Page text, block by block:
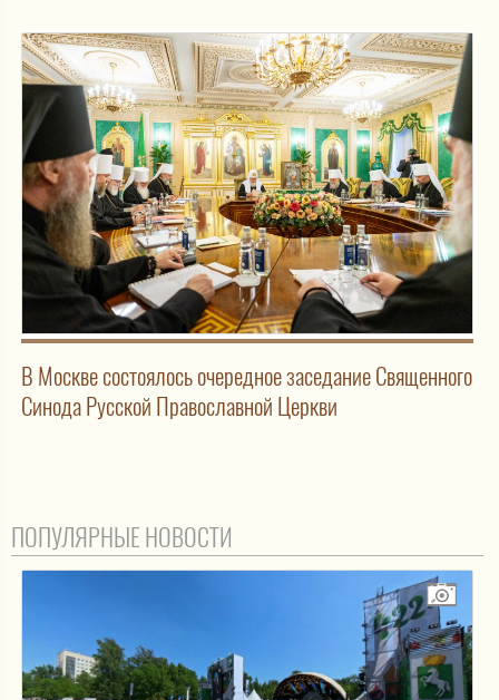
В Москве состоялось очередное заседание Священного
Синода Русской Православной Церкви
ПОПУЛЯРНЫЕ НОВОСТИ